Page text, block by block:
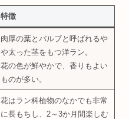
特徴
肉厚の葉とバルブと呼ばれるや
や太った茎をもつ洋ラン。
花の色が鮮やかで、香りもよい
ものが多い。
花はラン科植物のなかでも非常
に長もちし、2～3か月間楽しむ